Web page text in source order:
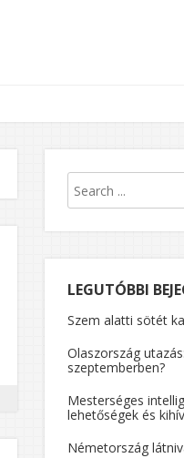
LEGUTÓBBI
Szem alatti sötét
Olaszország
szeptemberben?
Mesterséges
lehetőségek és
Németország